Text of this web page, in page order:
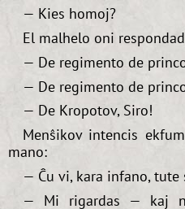
— Kies homoj?
El malhelo oni
— De regimento de
— De regimento de
— De Kropotov, Siro!
Menŝikov intencis
mano:
— Ĉu vi, kara infano,
— Mi rigardas — kaj